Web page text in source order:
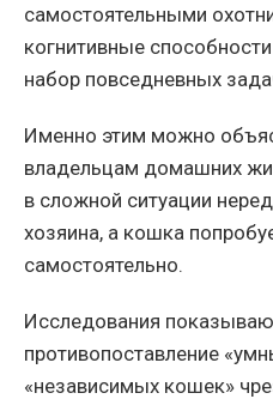
самостоятельными
когнитивные
набор повседневных
Именно этим можно
владельцам домашних
в сложной ситуации
хозяина, а кошка
самостоятельно.
Исследования
противопоставление
«независимых кошек»